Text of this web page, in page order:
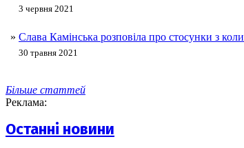
3 червня 2021
» Слава Камінська розповіла про стосунки з
30 травня 2021
Більше статтей
Реклама:
Останні новини